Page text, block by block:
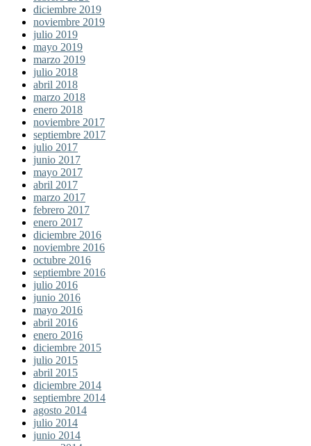
diciembre 2019
noviembre 2019
julio 2019
mayo 2019
marzo 2019
julio 2018
abril 2018
marzo 2018
enero 2018
noviembre 2017
septiembre 2017
julio 2017
junio 2017
mayo 2017
abril 2017
marzo 2017
febrero 2017
enero 2017
diciembre 2016
noviembre 2016
octubre 2016
septiembre 2016
julio 2016
junio 2016
mayo 2016
abril 2016
enero 2016
diciembre 2015
julio 2015
abril 2015
diciembre 2014
septiembre 2014
agosto 2014
julio 2014
junio 2014